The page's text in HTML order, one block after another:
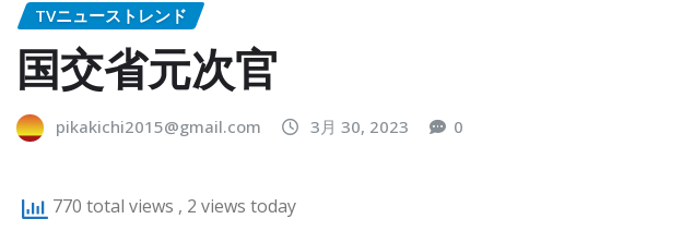
TVニューストレンド
国交省元次官
pikakichi2015@gmail.com 3月 30, 2023 0
770 total views , 2 views today